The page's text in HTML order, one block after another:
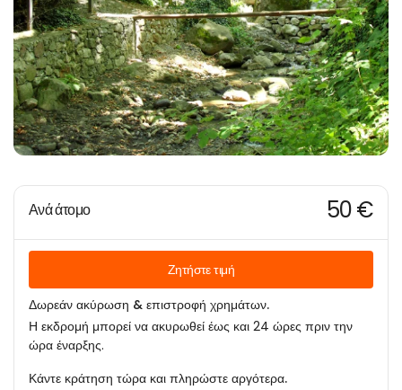
Ανά άτομο 50 €
Ζητήστε τιμή
Δωρεάν ακύρωση & επιστροφή χρημάτων.
Η εκδρομή μπορεί να ακυρωθεί έως και 24 ώρες πριν την
ώρα έναρξης.
Κάντε κράτηση τώρα και πληρώστε αργότερα.